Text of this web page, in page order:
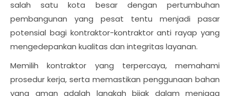
salah satu kota besar dengan pertumbuhan
pembangunan yang pesat tentu menjadi pasar
potensial bagi kontraktor-kontraktor anti rayap yang
mengedepankan kualitas dan integritas layanan.
Memilih kontraktor yang terpercaya, memahami
prosedur kerja, serta memastikan penggunaan bahan
yang aman adalah langkah bijak dalam menjaga